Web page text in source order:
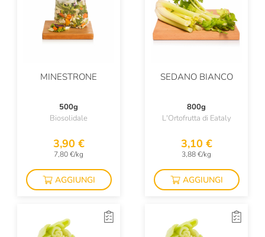
MINESTRONE
500g
Biosolidale
3,90 €
7,80 €/kg
AGGIUNGI
SEDANO BIANCO
800g
L'Ortofrutta di Eataly
3,10 €
3,88 €/kg
AGGIUNGI